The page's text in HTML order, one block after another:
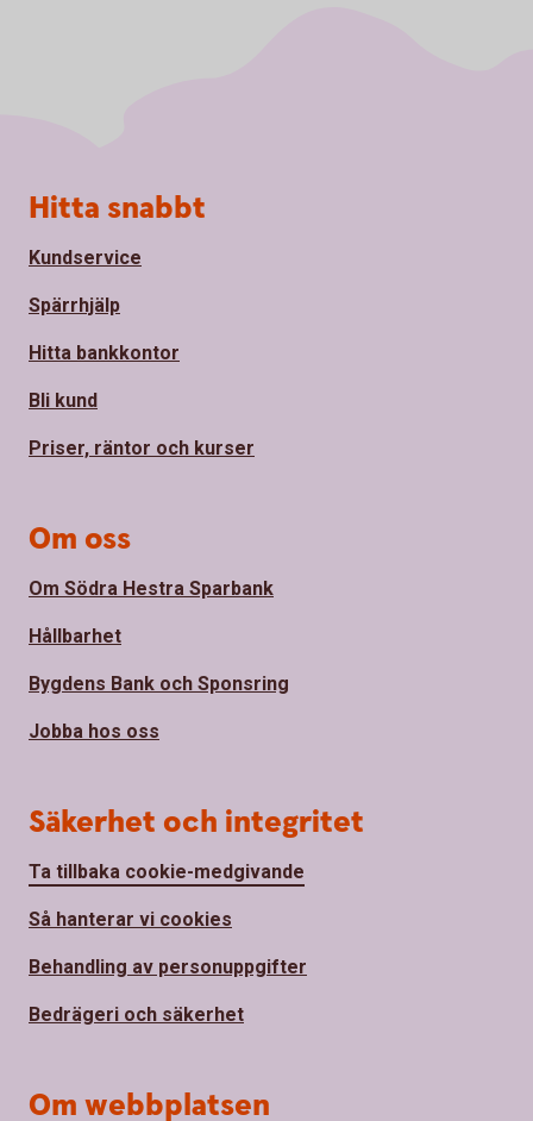
Sidfot
Hitta snabbt
Kundservice
Spärrhjälp
Hitta bankkontor
Bli kund
Priser, räntor och kurser
Om oss
Om Södra Hestra Sparbank
Hållbarhet
Bygdens Bank och Sponsring
Jobba hos oss
Säkerhet och integritet
Ta tillbaka cookie-medgivande
Så hanterar vi cookies
Behandling av personuppgifter
Bedrägeri och säkerhet
Om webbplatsen